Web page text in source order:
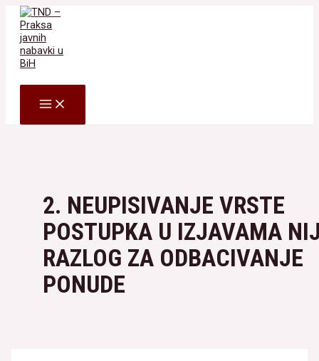
Skip
content
MAIN
MENU
2. NEUPISIVANJE VRSTE
POSTUPKA U IZJAVAMA
RAZLOG ZA ODBACIVANJE
PONUDE